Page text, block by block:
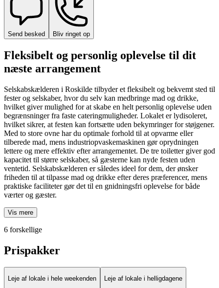
Send besked Bliv ringet op
Fleksibelt og personlig oplevelse til dit
næste arrangement
Selskabskælderen i Roskilde tilbyder et fleksibelt og bekvemt sted til
fester og selskaber, hvor du selv kan medbringe mad og drikke,
hvilket giver mulighed for at skabe en helt personlig oplevelse uden
begrænsninger fra faste cateringmuligheder. Lokalet er lydisoleret,
hvilket sikrer, at festen kan fortsætte uden bekymringer for støjgener.
Med to store ovne har du optimale forhold til at opvarme eller
tilberede mad, mens industriopvaskemaskinen gør oprydningen
lettere og mere effektiv efter arrangementet. De tre toiletter giver god
kapacitet til større selskaber, så gæsterne kan nyde festen uden
ventetid. Selskabskælderen er således ideel for dem, der ønsker
friheden til at tilpasse mad og drikke efter deres præferencer, mens
praktiske faciliteter gør det til en gnidningsfri oplevelse for både
værter og gæster.
Vis mere
6 forskellige
Prispakker
Leje af lokale i hele weekenden
Leje af lokale i helligdagene